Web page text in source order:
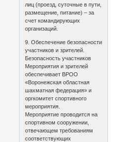
лиц (проезд, суточные в пути,
размещение, питание) – за
счет командирующих
организаций.
9. Обеспечение безопасности
участников и зрителей.
Безопасность участников
Мероприятия и зрителей
обеспечивает ВРОО
«Воронежская областная
шахматная федерация» и
оргкомитет спортивного
мероприятия.
Мероприятие проводится на
спортивном сооружении,
отвечающем требованиям
соответствующих